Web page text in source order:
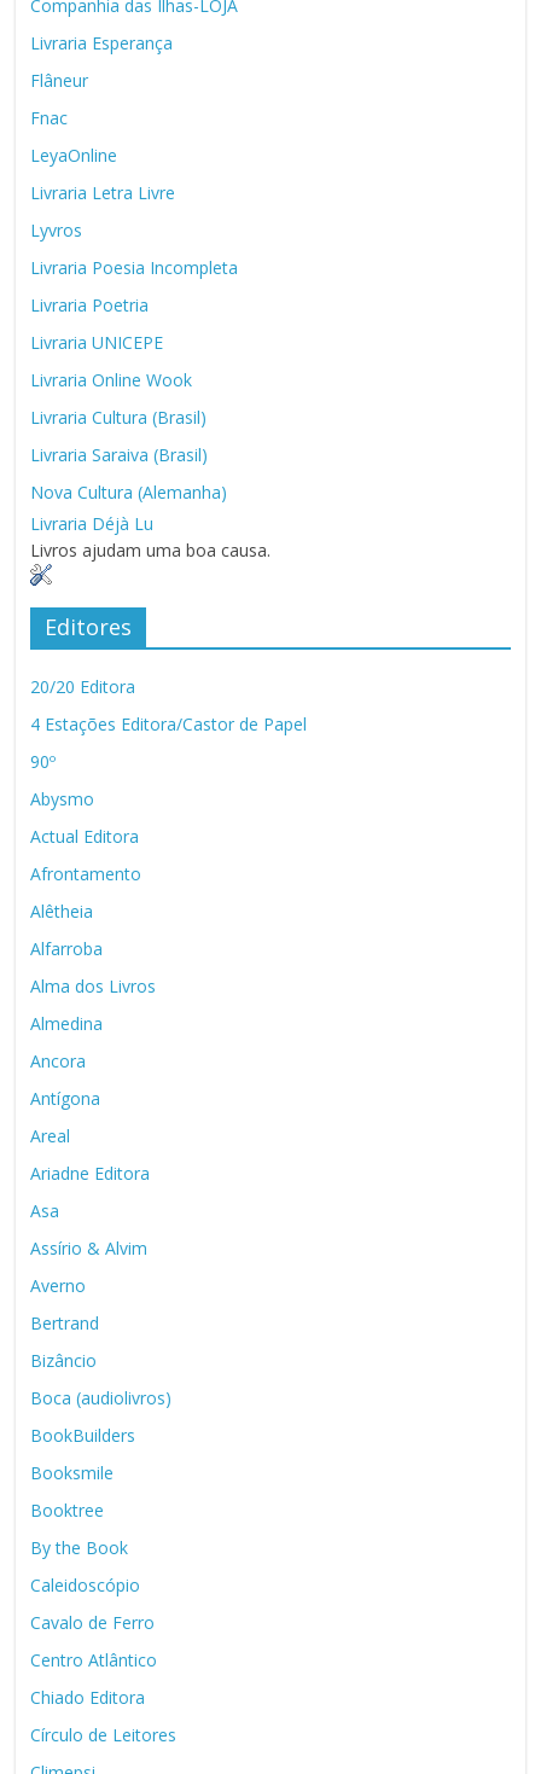
Companhia das Ilhas-LOJA
Livraria Esperança
Flâneur
Fnac
LeyaOnline
Livraria Letra Livre
Lyvros
Livraria Poesia Incompleta
Livraria Poetria
Livraria UNICEPE
Livraria Online Wook
Livraria Cultura (Brasil)
Livraria Saraiva (Brasil)
Nova Cultura (Alemanha)
Livraria Déjà Lu
Livros ajudam uma boa causa.
Editores
20/20 Editora
4 Estações Editora/Castor de Papel
90º
Abysmo
Actual Editora
Afrontamento
Alêtheia
Alfarroba
Alma dos Livros
Almedina
Ancora
Antígona
Areal
Ariadne Editora
Asa
Assírio & Alvim
Averno
Bertrand
Bizâncio
Boca (audiolivros)
BookBuilders
Booksmile
Booktree
By the Book
Caleidoscópio
Cavalo de Ferro
Centro Atlântico
Chiado Editora
Círculo de Leitores